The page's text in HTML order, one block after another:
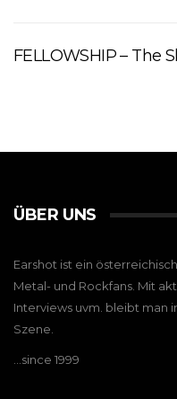
FELLOWSHIP – The
ÜBER UNS
Earshot ist ein
Metal- und Rockfans. Mit
Interviews uvm. bleibt man
Szene.
…since 1999